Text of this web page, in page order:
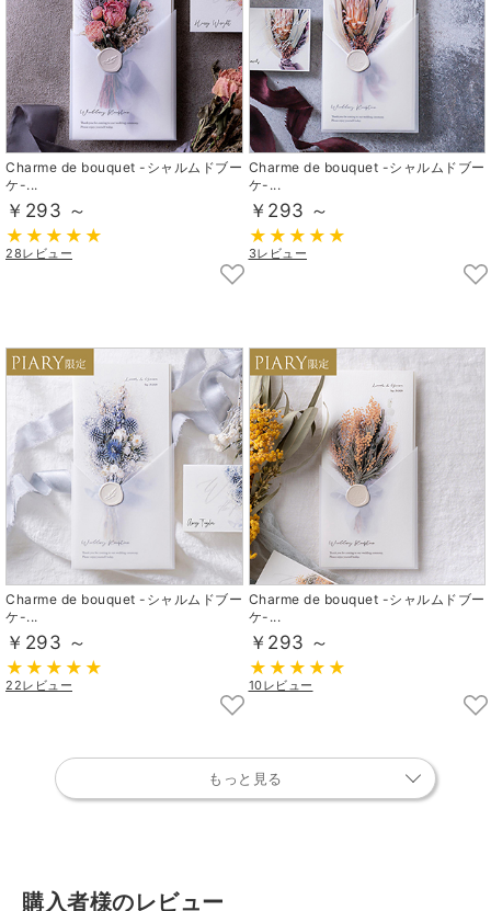
Charme de bouquet -シャルムドブー
ケ-...
￥293 ～
28レビュー
Charme de bouquet -シャルムドブー
ケ-...
￥293 ～
3レビュー
Charme de bouquet -シャルムドブー
ケ-...
￥293 ～
22レビュー
Charme de bouquet -シャルムドブー
ケ-...
￥293 ～
10レビュー
もっと見る
購入者様のレビュー